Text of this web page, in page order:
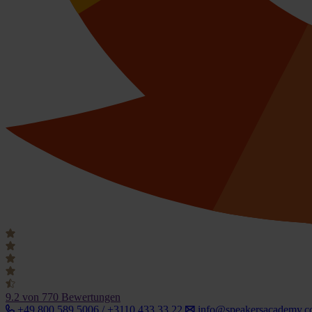
9.2 von 770 Bewertungen
+49 800 589 5006 / +3110 433 33 22